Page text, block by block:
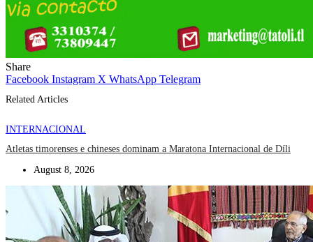
Share
Facebook Instagram X WhatsApp Telegram
Related Articles
INTERNACIONAL
Atletas timorenses e chineses dominam a Maratona Internacional de Díli
August 8, 2026